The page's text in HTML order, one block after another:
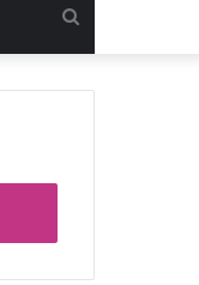
...